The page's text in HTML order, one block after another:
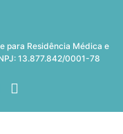
para Residência Médica e
13.877.842/0001-78